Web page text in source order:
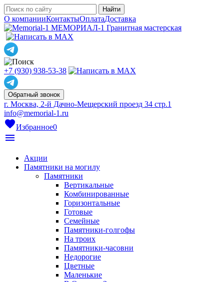
О компанииКонтактыОплатаДоставка
МЕМОРИАЛ-1 Гранитная мастерская
+7 (930) 938-53-38
Обратный звонок
г. Москва, 2-й Дачно-Мещерский проезд 34 стр.1
info@memorial-1.ru
favoriteИзбранное0
menu
Акции
Памятники на могилу
Памятники
Вертикальные
Комбинированные
Горизонтальные
Готовые
Семейные
Памятники-голгофы
На троих
Памятники-часовни
Недорогие
Цветные
Маленькие